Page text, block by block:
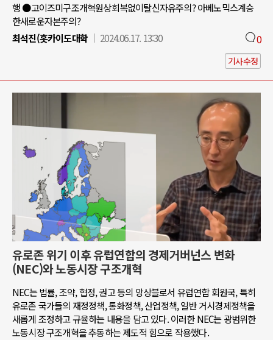
행 ●고이즈미구조개혁원상회복없이탈신자유주의? 아베노믹스계승
한새로운자본주의?
최석진(홋카이도대학
2024.06.17. 13:30 0
기사수정
유로존 위기 이후 유럽연합의 경제거버넌스 변화
(NEC)와 노동시장 구조개혁
NEC는 법률, 조약, 협정, 권고 등의 앙상블로서 유럽연합 회원국, 특히
유로존 국가들의 재정정책, 통화정책, 산업정책, 일반 거시경제정책을
새롭게 조정하고 규율하는 내용을 담고 있다. 이러한 NEC는 광범위한
노동시장 구조개혁을 추동하는 제도적 힘으로 작용했다.